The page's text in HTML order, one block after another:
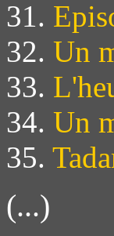
31.
32. Un
33.
34. Un
35.
(...)